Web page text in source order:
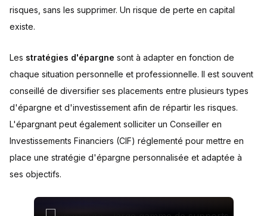
risques, sans les supprimer. Un risque de perte en capital
existe.
Les stratégies d'épargne sont à adapter en fonction de
chaque situation personnelle et professionnelle. Il est souvent
conseillé de diversifier ses placements entre plusieurs types
d'épargne et d'investissement afin de répartir les risques.
L'épargnant peut également solliciter un Conseiller en
Investissements Financiers (CIF) réglementé pour mettre en
place une stratégie d'épargne personnalisée et adaptée à
ses objectifs.